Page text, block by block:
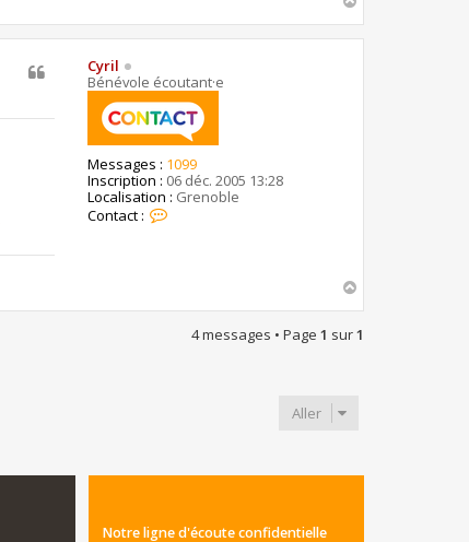
u
Cyril
Bénévole écoutant·e
Messages : 1099
Inscription : 06 déc. 2005 13:28
Localisation : Grenoble
Contact :
t
t
4 messages • Page 1 sur1
Aller
Notre ligne d'écoute confidentielle